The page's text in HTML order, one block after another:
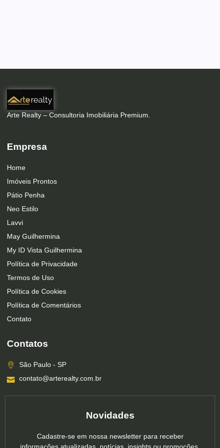
Arte Realty – Consultoria Imobiliária Premium.
Empresa
Home
Imóveis Prontos
Pátio Penha
Neo Estilo
Lavvi
May Guilhermina
My ID Vista Guilhermina
Política de Privacidade
Termos de Uso
Política de Cookies
Política de Comentários
Contato
Contatos
São Paulo - SP
contato@arterealty.com.br
Novidades
Cadastre-se em nossa newsletter para receber